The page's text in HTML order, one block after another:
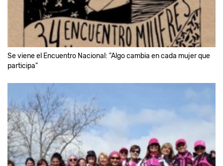
Se viene el Encuentro Nacional: "Algo cambia en cada mujer que
participa"